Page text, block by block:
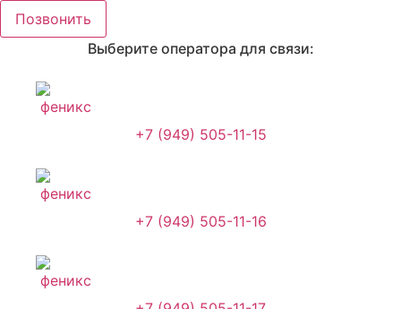
Позвонить
Выберите оператора для связи:
+7 (949) 505-11-15
+7 (949) 505-11-16